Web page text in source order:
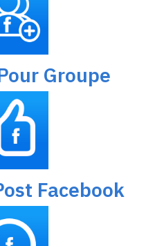
Groupe
Facebook